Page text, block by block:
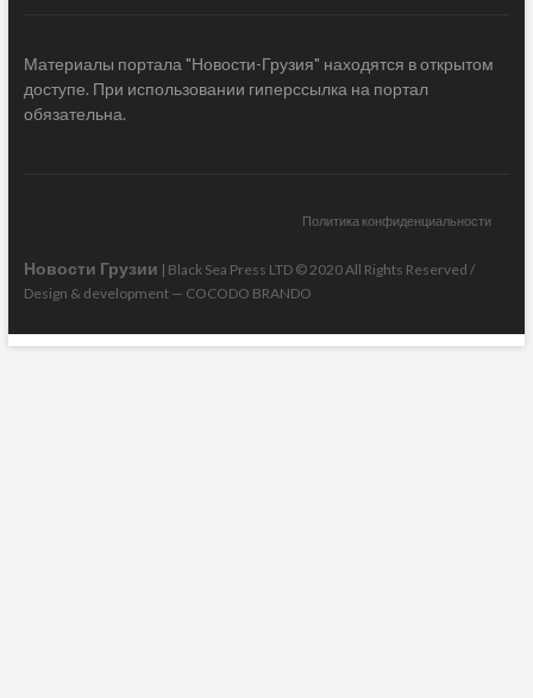
Материалы портала "Новости-Грузия" находятся в открытом
доступе. При использовании гиперссылка на портал
обязательна.
Политика конфиденциальности
Новости Грузии | Black Sea Press LTD © 2020 All Rights Reserved /
Design & development — COCODO BRANDO